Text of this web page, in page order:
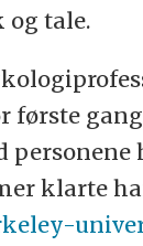
tale.
første
personene
klarte